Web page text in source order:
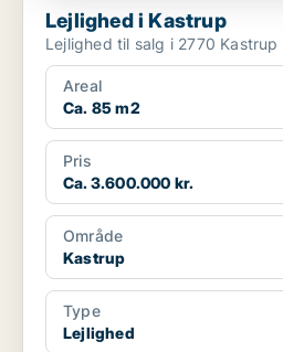
Lejlighed i Kastrup
Areal
Ca. 85 m2
Pris
Ca. 3.600.000 kr.
Område
Kastrup
Type
Lejlighed